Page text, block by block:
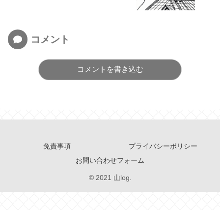
コメント
コメントを書き込む
免責事項
プライバシーポリシー
お問い合わせフォーム
© 2021 山log.